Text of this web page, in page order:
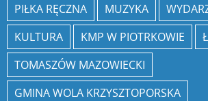
PIŁKA RĘCZNA
MUZYKA
KULTURA
KMP W PIOTRKOWIE
TOMASZÓW MAZOWIECKI
GMINA WOLA KRZYSZTOPORSKA